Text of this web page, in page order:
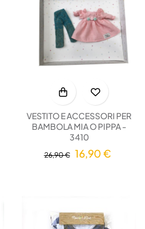
VESTITO E ACCESSORI PER
BAMBOLA MIA O PIPPA -
3410
26,90 € 16,90 €